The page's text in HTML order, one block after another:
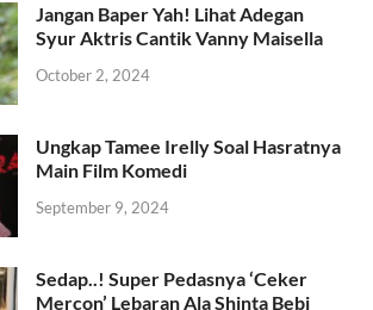
Jangan Baper Yah! Lihat Adegan
Syur Aktris Cantik Vanny Maisella
October 2, 2024
Ungkap Tamee Irelly Soal Hasratnya
Main Film Komedi
September 9, 2024
Sedap..! Super Pedasnya ‘Ceker
Mercon’ Lebaran Ala Shinta Bebi